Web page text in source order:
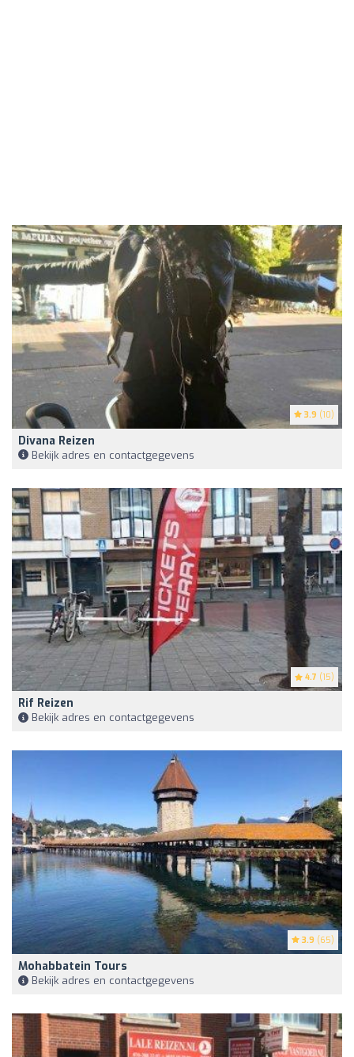
3.9 (10)
Divana Reizen
Bekijk adres en contactgegevens
4.7 (15)
Rif Reizen
Bekijk adres en contactgegevens
3.9 (65)
Mohabbatein Tours
Bekijk adres en contactgegevens